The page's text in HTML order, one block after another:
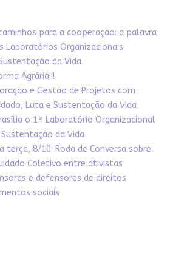
para a cooperação: a palavra
Laboratórios Organizacionais
da Vida
Agrária!!!
e Gestão de Projetos com
Luta e Sustentação da Vida
o 1º Laboratório Organizacional
da Vida
terça, 8/10: Roda de Conversa sobre
Coletivo entre ativistas
e defensores de direitos
sociais